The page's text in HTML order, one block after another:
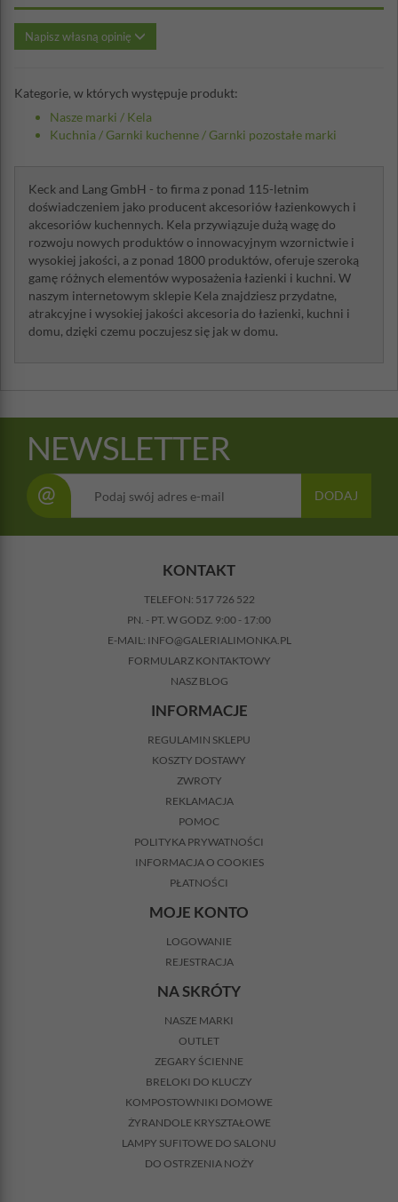
Napisz własną opinię
Kategorie, w których występuje produkt:
Nasze marki / Kela
Kuchnia /Garnki kuchenne /Garnki pozostałe marki
Keck and Lang GmbH - to firma z ponad 115-letnim
doświadczeniem jako producent akcesoriów łazienkowych i
akcesoriów kuchennych. Kela przywiązuje dużą wagę do
rozwoju nowych produktów o innowacyjnym wzornictwie i
wysokiej jakości, a z ponad 1800 produktów, oferuje szeroką
gamę różnych elementów wyposażenia łazienki i kuchni. W
naszym internetowym sklepie Kela znajdziesz przydatne,
atrakcyjne i wysokiej jakości akcesoria do łazienki, kuchni i
domu, dzięki czemu poczujesz się jak w domu.
NEWSLETTER
@ DODAJ
KONTAKT
TELEFON: 517 726 522
PN. - PT. W GODZ. 9:00 - 17:00
E-MAIL: INFO@GALERIALIMONKA.PL
FORMULARZ KONTAKTOWY
NASZ BLOG
INFORMACJE
REGULAMIN SKLEPU
KOSZTY DOSTAWY
ZWROTY
REKLAMACJA
POMOC
POLITYKA PRYWATNOŚCI
INFORMACJA O COOKIES
PŁATNOŚCI
MOJE KONTO
LOGOWANIE
REJESTRACJA
NA SKRÓTY
NASZE MARKI
OUTLET
ZEGARY ŚCIENNE
BRELOKI DO KLUCZY
KOMPOSTOWNIKI DOMOWE
ŻYRANDOLE KRYSZTAŁOWE
LAMPY SUFITOWE DO SALONU
DO OSTRZENIA NOŻY